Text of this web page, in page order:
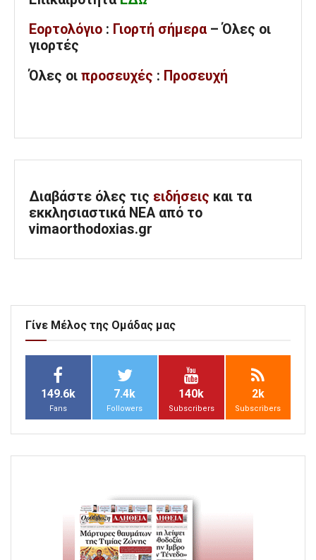
Εορτολόγιο : Γιορτή σήμερα – Όλες οι
γιορτές
Όλες οι προσευχές : Προσευχή
Διαβάστε όλες τις ειδήσεις και τα
εκκλησιαστικά ΝΕΑ από το
vimaorthodoxias.gr
Γίνε Μέλος της Ομάδας μας
149.6k
Fans
7.4k
Followers
140k
Subscribers
2k
Subscribers